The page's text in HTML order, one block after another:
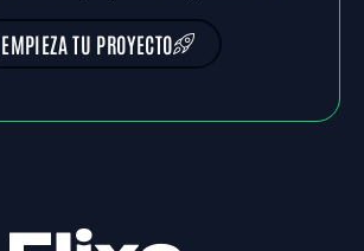
EMPIEZA TU PROYECTO